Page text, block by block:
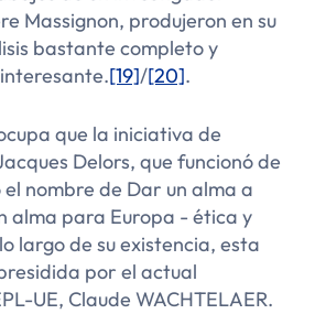
Massignon, produjeron en su
bastante completo y
[19]/[20].
que la iniciativa de
Delors, que funcionó de
nombre de Dar un alma a
alma para Europa - ética y
largo de su existencia, esta
por el actual
UE, Claude WACHTELAER.